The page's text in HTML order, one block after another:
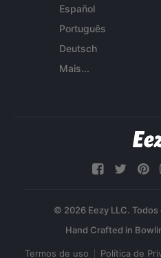
Español
Português
Deutsch
Mais...
© 2026 Eezy LLC.
Termos de uso Política de